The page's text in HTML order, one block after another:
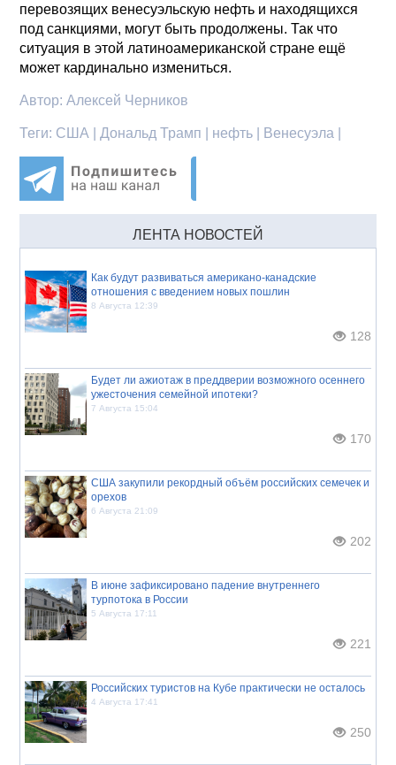
перевозящих венесуэльскую нефть и находящихся
под санкциями, могут быть продолжены. Так что
ситуация в этой латиноамериканской стране ещё
может кардинально измениться.
Автор:Алексей Черников
Теги: США | Дональд Трамп | нефть | Венесуэла |
ЛЕНТА НОВОСТЕЙ
Как будут развиваться американо-канадские
отношения с введением новых пошлин
8 Августа 12:39
128
Будет ли ажиотаж в преддверии возможного осеннего
ужесточения семейной ипотеки?
7 Августа 15:04
170
США закупили рекордный объём российских семечек и
орехов
6 Августа 21:09
202
В июне зафиксировано падение внутреннего
турпотока в России
5 Августа 17:11
221
Российских туристов на Кубе практически не осталось
4 Августа 17:41
250